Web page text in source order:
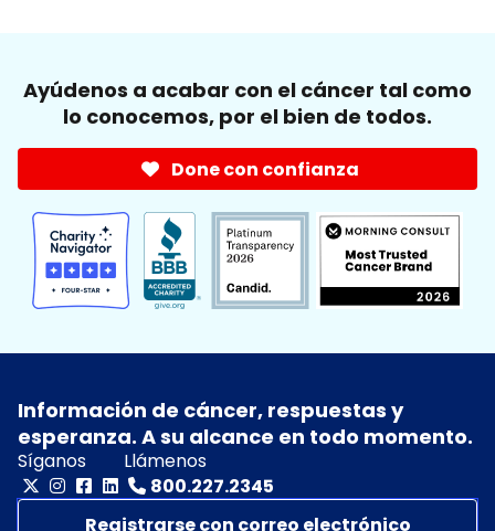
Ayúdenos a acabar con el cáncer tal como
lo conocemos, por el bien de todos.
Done con confianza
Información de cáncer, respuestas y
esperanza. A su alcance en todo momento.
Síganos
Llámenos
800.227.2345
Registrarse con correo electrónico